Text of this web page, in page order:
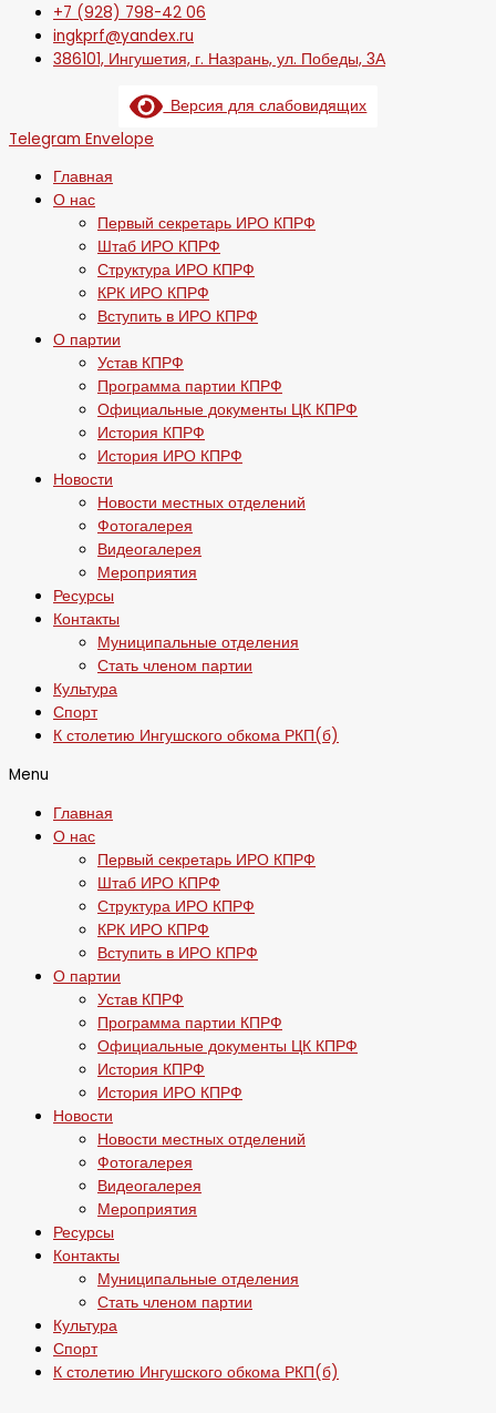
+7 (928) 798-42 06
ingkprf@yandex.ru
386101, Ингушетия, г. Назрань, ул. Победы, 3А
Версия для слабовидящих
Telegram Envelope
Главная
О нас
Первый секретарь ИРО КПРФ
Штаб ИРО КПРФ
Структура ИРО КПРФ
КРК ИРО КПРФ
Вступить в ИРО КПРФ
О партии
Устав КПРФ
Программа партии КПРФ
Официальные документы ЦК КПРФ
История КПРФ
История ИРО КПРФ
Новости
Новости местных отделений
Фотогалерея
Видеогалерея
Мероприятия
Ресурсы
Контакты
Муниципальные отделения
Стать членом партии
Культура
Спорт
К столетию Ингушского обкома РКП(б)
Menu
Главная
О нас
Первый секретарь ИРО КПРФ
Штаб ИРО КПРФ
Структура ИРО КПРФ
КРК ИРО КПРФ
Вступить в ИРО КПРФ
О партии
Устав КПРФ
Программа партии КПРФ
Официальные документы ЦК КПРФ
История КПРФ
История ИРО КПРФ
Новости
Новости местных отделений
Фотогалерея
Видеогалерея
Мероприятия
Ресурсы
Контакты
Муниципальные отделения
Стать членом партии
Культура
Спорт
К столетию Ингушского обкома РКП(б)